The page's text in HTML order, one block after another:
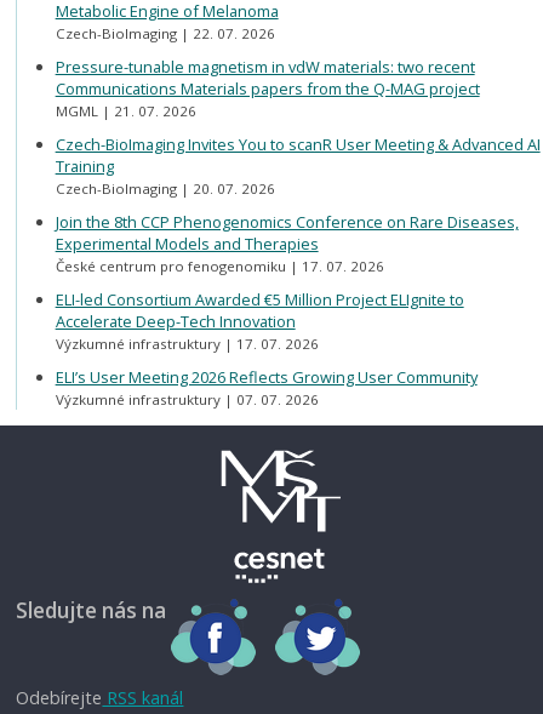
Metabolic Engine of Melanoma
Czech-BioImaging 22. 07. 2026
Pressure-tunable magnetism in vdW materials: two recent
Communications Materials papers from the Q-MAG project
MGML 21. 07. 2026
Czech-BioImaging Invites You to scanR User Meeting & Advanced AI
Training
Czech-BioImaging 20. 07. 2026
Join the 8th CCP Phenogenomics Conference on Rare Diseases,
Experimental Models and Therapies
České centrum pro fenogenomiku 17. 07. 2026
ELI-led Consortium Awarded €5 Million Project ELIgnite to
Accelerate Deep-Tech Innovation
Výzkumné infrastruktury 17. 07. 2026
ELI’s User Meeting 2026 Reflects Growing User Community
Výzkumné infrastruktury 07. 07. 2026
Sledujte nás na
Odebírejte RSS kanál